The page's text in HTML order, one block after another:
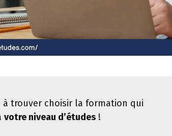
à trouver choisir la formation qui
votre niveau d’études !